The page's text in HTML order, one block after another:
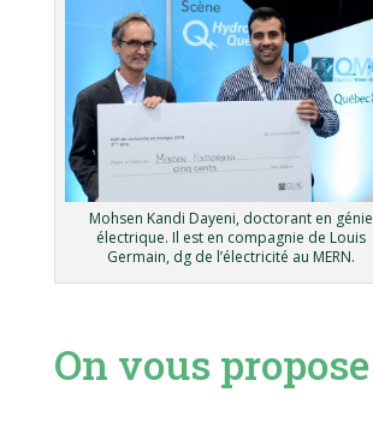
Mohsen Kandi Dayeni, doctorant en génie
électrique. Il est en compagnie de Louis
Germain, dg de l’électricité au MERN.
On vous propose